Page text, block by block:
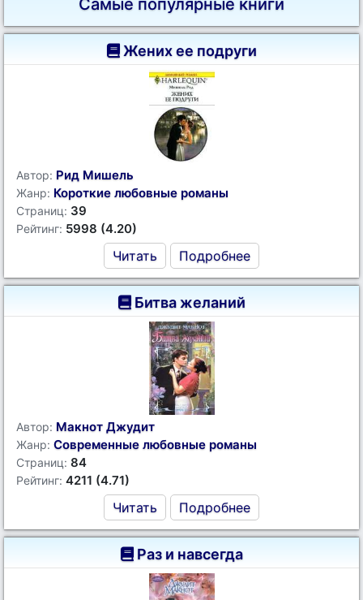
Самые популярные книги
Жених ее подруги
Автор: Рид Мишель
Жанр: Короткие любовные романы
Страниц: 39
Рейтинг: 5998 (4.20)
Читать Подробнее
Битва желаний
Автор: Макнот Джудит
Жанр: Современные любовные романы
Страниц: 84
Рейтинг: 4211 (4.71)
Читать Подробнее
Раз и навсегда